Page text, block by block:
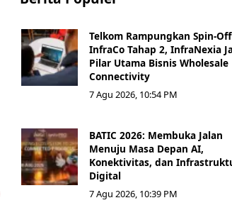
Telkom Rampungkan Spin-Off
InfraCo Tahap 2, InfraNexia
Pilar Utama Bisnis Wholesale
Connectivity
7 Agu 2026, 10:54 PM
BATIC 2026: Membuka Jalan
Menuju Masa Depan AI,
Konektivitas, dan
Digital
7 Agu 2026, 10:39 PM